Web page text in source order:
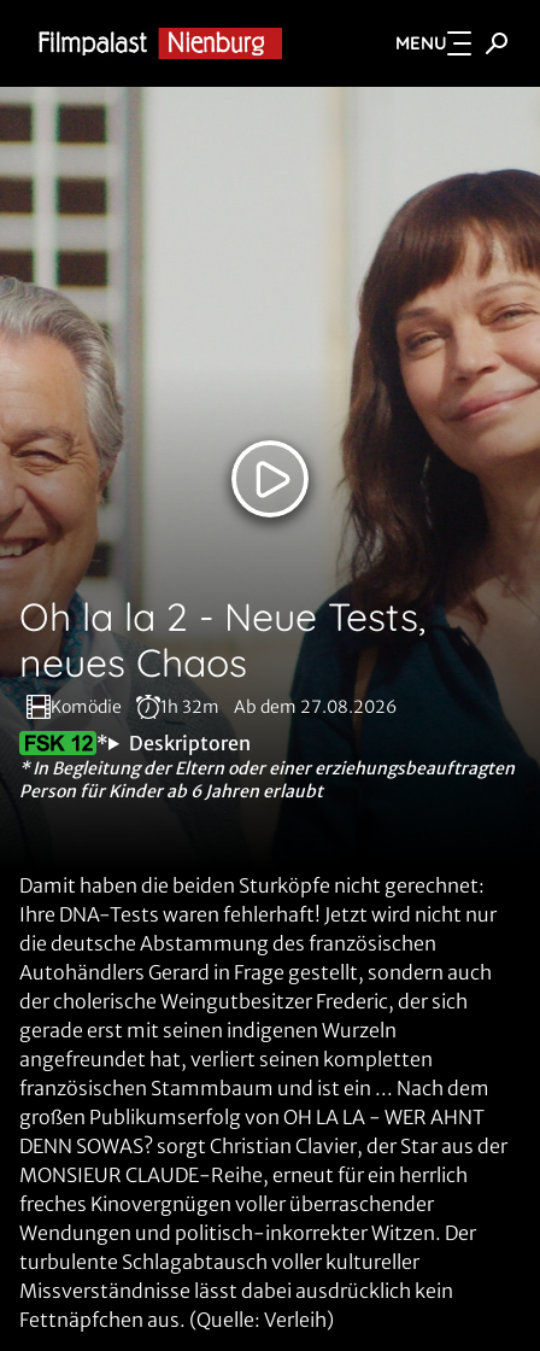
Zum Hauptinhalt springen MENU
Oh la la 2 - Neue Tests,
neues Chaos
Komödie 1h 32m Ab dem 27.08.2026
* Deskriptoren
* In Begleitung der Eltern oder einer erziehungsbeauftragten
Person für Kinder ab 6 Jahren erlaubt
Damit haben die beiden Sturköpfe nicht gerechnet:
Ihre DNA-Tests waren fehlerhaft! Jetzt wird nicht nur
die deutsche Abstammung des französischen
Autohändlers Gerard in Frage gestellt, sondern auch
der cholerische Weingutbesitzer Frederic, der sich
gerade erst mit seinen indigenen Wurzeln
angefreundet hat, verliert seinen kompletten
französischen Stammbaum und ist ein ... Nach dem
großen Publikumserfolg von OH LA LA - WER AHNT
DENN SOWAS? sorgt Christian Clavier, der Star aus der
MONSIEUR CLAUDE-Reihe, erneut für ein herrlich
freches Kinovergnügen voller überraschender
Wendungen und politisch-inkorrekter Witzen. Der
turbulente Schlagabtausch voller kultureller
Missverständnisse lässt dabei ausdrücklich kein
Fettnäpfchen aus. (Quelle: Verleih)